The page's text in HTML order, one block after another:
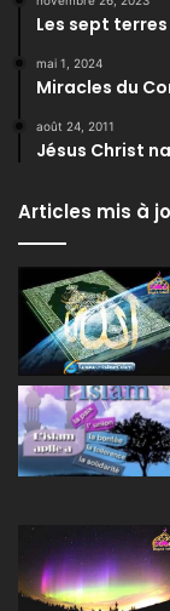
Les sept terres
mai 1, 2024
Miracles du
août 24, 2011
Jésus Christ
Articles mis à